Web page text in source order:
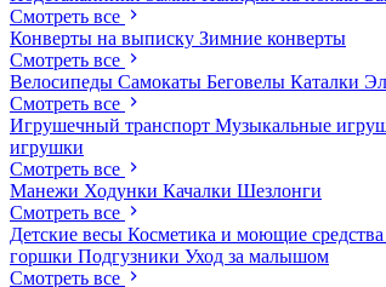
Смотреть все
Конверты на выписку Зимние конверты
Смотреть все
Велосипеды Самокаты Беговелы Каталки
Смотреть все
Игрушечный транспорт Музыкальные
игрушки
Смотреть все
Манежи Ходунки Качалки Шезлонги
Смотреть все
Детские весы Косметика и моющие средства
горшки Подгузники Уход за малышом
Смотреть все